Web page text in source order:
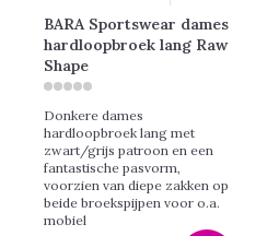
BARA Sportswear dames
hardloopbroek lang Raw
Shape
Donkere dames
hardloopbroek lang met
zwart/grijs patroon en een
fantastische pasvorm,
voorzien van diepe zakken op
beide broekspijpen voor o.a.
mobiel